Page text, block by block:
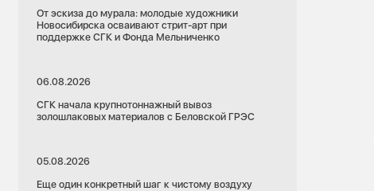
От эскиза до мурала: молодые художники
Новосибирска осваивают стрит-арт при
поддержке СГК и Фонда Мельниченко
06.08.2026
СГК начала крупнотоннажный вывоз
золошлаковых материалов с Беловской ГРЭС
05.08.2026
Еще один конкретный шаг к чистому воздуху